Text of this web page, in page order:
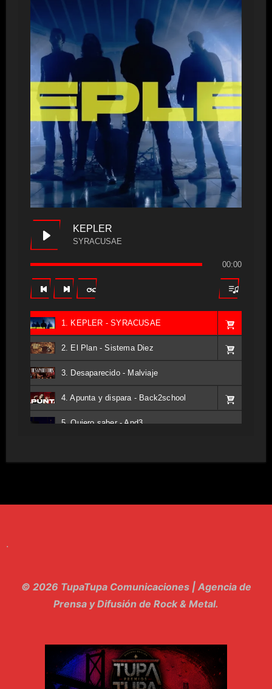
KEPLER
SYRACUSAE
00:00
1. KEPLER - SYRACUSAE
2. El Plan - Sistema Diez
3. Desaparecido - Malviaje
4. Apunta y dispara - Back2school
5. Quiero saber - And3
14. Llanto en el Cielo - Carmaleon
15. Pachakuti - Pleia
.
© 2026 TupaTupa Comunicaciones | Agencia de
Prensa y Difusión de Rock & Metal.